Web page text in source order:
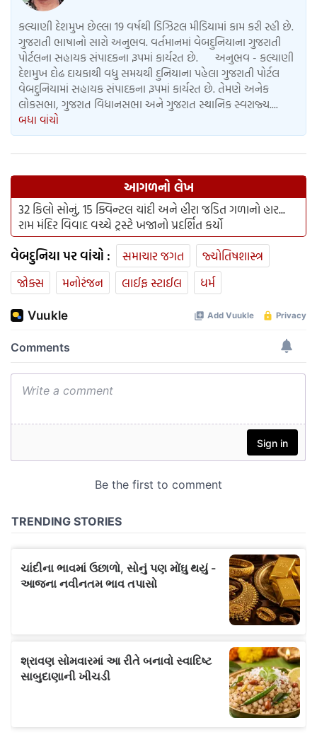
કલ્યાણી દેશમુખ છેલ્લા 19 વર્ષથી ડિઝિટલ મીડિયામાં કામ કરી રહી છે.
ગુજરાતી ભાષાનો સારો અનુભવ. વર્તમાનમાં વેબદુનિયાના ગુજરાતી
પોર્ટલના સહાયક સંપાદકના રૂપમાં કાર્યરત છે. અનુભવ - કલ્યાણી
દેશમુખ દોઢ દાયકાથી વધુ સમયથી દુનિયાના પહેલા ગુજરાતી પોર્ટલ
વેબદુનિયામાં સહાયક સંપાદકના રૂપમાં કાર્યરત છે. તેમણે અનેક
લોકસભા, ગુજરાત વિધાનસભા અને ગુજરાત સ્થાનિક સ્વરાજ્ય....
બધા વાંચો
આગળનો લેખ
32 કિલો સોનું, 15 ક્વિન્ટલ ચાંદી અને હીરા જડિત ગળાનો હાર...
રામ મંદિર વિવાદ વચ્ચે ટ્રસ્ટે ખજાનો પ્રદર્શિત કર્યો
વેબદુનિયા પર વાંચો : સમાચાર જગત
જ્યોતિષશાસ્ત્ર
જોક્સ
મનોરંજન લાઈફ સ્ટાઈલ ધર્મ